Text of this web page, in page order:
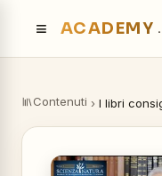
≡ ACADEMY
Contenuti › I libri